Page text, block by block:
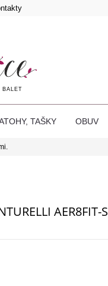
BALET
TAŠKY OBUV
AER8FIT-S